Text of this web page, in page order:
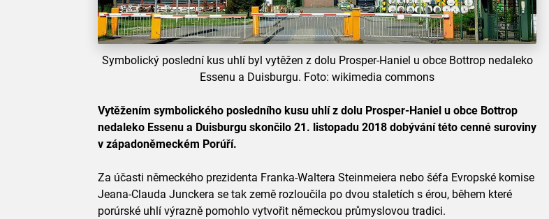
Symbolický poslední kus uhlí byl vytěžen z dolu Prosper-Haniel u obce Bottrop nedaleko
Essenu a Duisburgu. Foto: wikimedia commons
Vytěžením symbolického posledního kusu uhlí z dolu Prosper-Haniel u obce Bottrop
nedaleko Essenu a Duisburgu skončilo 21. listopadu 2018 dobývání této cenné suroviny
v západoněmeckém Porúří.
Za účasti německého prezidenta Franka-Waltera Steinmeiera nebo šéfa Evropské komise
Jeana-Clauda Junckera se tak země rozloučila po dvou staletích s érou, během které
porúrské uhlí výrazně pomohlo vytvořit německou průmyslovou tradici.